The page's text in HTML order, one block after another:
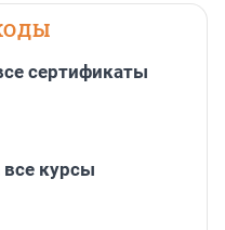
сертификаты
все курсы